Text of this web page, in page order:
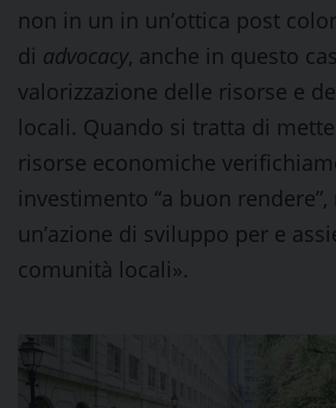
non in un in un’ottica post
di advocacy, anche in questo
valorizzazione delle risorse e
locali. Quando si tratta di
risorse economiche
investimento “a buon
un’azione di sviluppo per e
comunità locali».